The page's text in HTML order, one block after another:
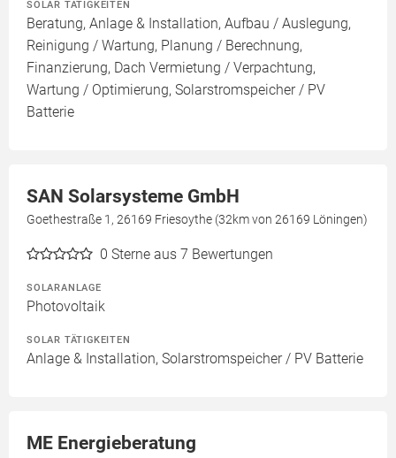
SOLAR TÄTIGKEITEN
Beratung, Anlage & Installation, Aufbau / Auslegung,
Reinigung / Wartung, Planung / Berechnung,
Finanzierung, Dach Vermietung / Verpachtung,
Wartung / Optimierung, Solarstromspeicher / PV
Batterie
SAN Solarsysteme GmbH
Goethestraße 1, 26169 Friesoythe (32km von 26169 Löningen)
0 Sterne aus 7 Bewertungen
SOLARANLAGE
Photovoltaik
SOLAR TÄTIGKEITEN
Anlage & Installation, Solarstromspeicher / PV Batterie
ME Energieberatung